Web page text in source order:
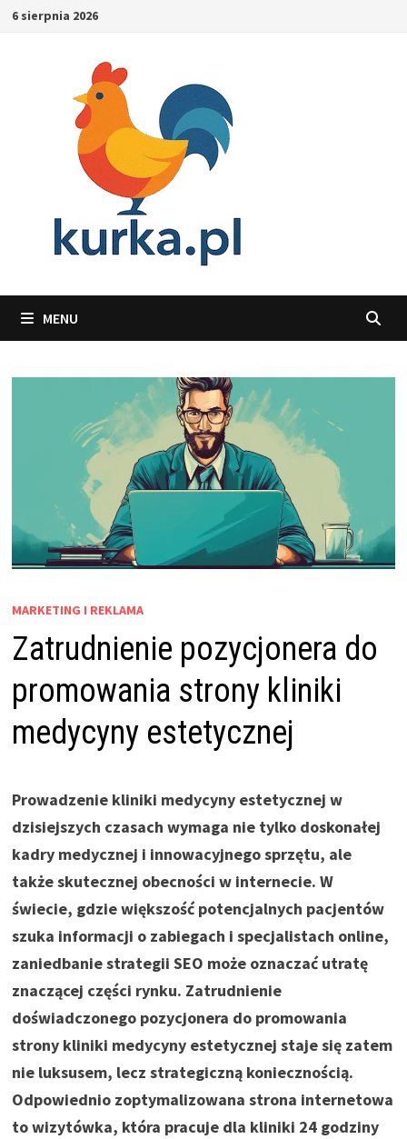
Skip6 sierpnia 2026
MENU
MARKETING I REKLAMA
Zatrudnienie pozycjonera do
promowania strony kliniki
medycyny estetycznej
Prowadzenie kliniki medycyny estetycznej w
dzisiejszych czasach wymaga nie tylko doskonałej
kadry medycznej i innowacyjnego sprzętu, ale
także skutecznej obecności w internecie. W
świecie, gdzie większość potencjalnych pacjentów
szuka informacji o zabiegach i specjalistach online,
zaniedbanie strategii SEO może oznaczać utratę
znaczącej części rynku. Zatrudnienie
doświadczonego pozycjonera do promowania
strony kliniki medycyny estetycznej staje się zatem
nie luksusem, lecz strategiczną koniecznością.
Odpowiednio zoptymalizowana strona internetowa
to wizytówka, która pracuje dla kliniki 24 godziny